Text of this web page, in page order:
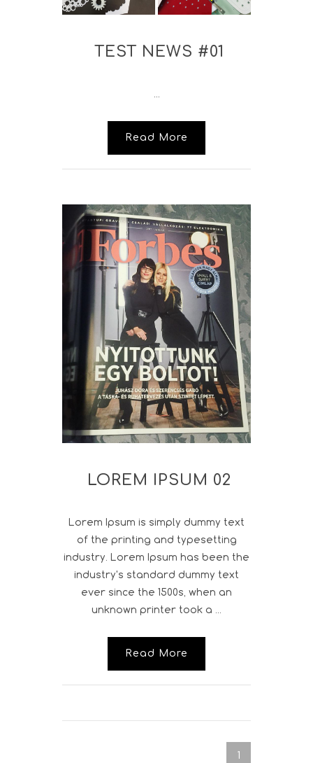
TEST NEWS #01
...
Read More
LOREM IPSUM 02
Lorem Ipsum is simply dummy text
of the printing and typesetting
industry. Lorem Ipsum has been the
industry's standard dummy text
ever since the 1500s, when an
unknown printer took a ...
Read More
1